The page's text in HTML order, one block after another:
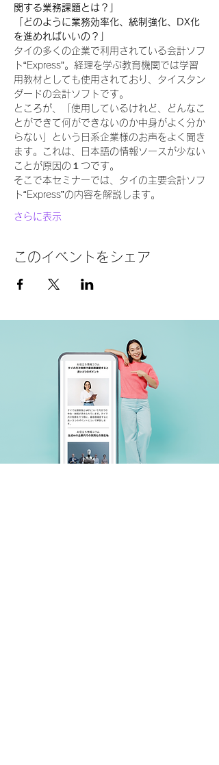
関する業務課題とは？」
「どのように業務効率化、統制強化、DX化
を進めればいいの？」
タイの多くの企業で利用されている会計ソフ
ト“Express”。経理を学ぶ教育機関では学習
用教材としても使用されており、タイスタン
ダードの会計ソフトです。
ところが、「使用しているけれど、どんなこ
とができて何ができないのか中身がよく分か
らない」という日系企業様のお声をよく聞き
ます。これは、日本語の情報ソースが少ない
ことが原因の１つです。
そこで本セミナーでは、タイの主要会計ソフ
ト“Express”の内容を解説します。
さらに表示
このイベントをシェア